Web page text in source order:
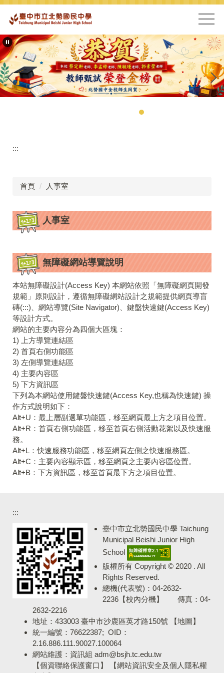
跳
到
要
內
容
區
:::
首頁 人事室
人事室
無障礙網站導覽說明
本站無障礙設計(Access Key) 本網站依照「無障礙網頁開發
規範」原則設計，遵循無障礙網站設計之規範提供網頁導盲
磚(:::)、網站導覽(Site Navigator)、鍵盤快速鍵(Access Key)
等設計方式。
網站的主要內容分為四個大區塊：
1) 上方導覽連結區
2) 首頁右側功能區
3) 左側導覽連結區
4) 主要內容區
5) 下方資訊區
下列為本網站使用鍵盤快速鍵(Access Key,也稱為快速鍵) 操
作方式說明如下：
Alt+U：最上層副選單功能區，移至網頁最上方之項目位置。
Alt+R：首頁右側功能區，移至首頁右側活動花絮以及快速服
務。
Alt+L：快速服務功能區，移至網頁左側之快速服務區。
Alt+C：主要內容顯示區，移至網頁之主要內容區位置。
Alt+B：下方資訊區，移至首頁最下方之項目位置。
:::
臺中市立北勢國民中學 Taichung
Municipal Beishi Junior High
School
版權所有 Copyright © 2020 . All
Rights Reserved.
總機(代表號)：04-2632-
2236【校內分機】 傳真：04-
2632-2216
地址：433003 臺中市沙鹿區英才路150號
【地圖】
統一編號：76622387; OID：
2.16.886.111.90027.100064
網站維護：資訊組 adm@bsjh.tc.edu.tw
【個資聯絡保護窗口 】 【網站資訊安全及個人隱私權